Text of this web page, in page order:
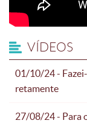
VÍDEOS
01/10/24 -
retamente
27/08/24 - Para